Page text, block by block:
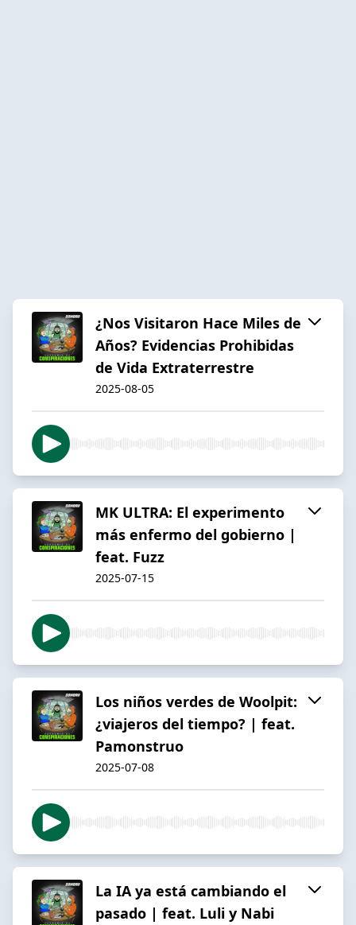
¿Nos Visitaron Hace Miles de
Años? Evidencias Prohibidas
de Vida Extraterrestre
2025-08-05
MK ULTRA: El experimento
más enfermo del gobierno |
feat. Fuzz
2025-07-15
Los niños verdes de Woolpit:
¿viajeros del tiempo? | feat.
Pamonstruo
2025-07-08
La IA ya está cambiando el
pasado | feat. Luli y Nabi